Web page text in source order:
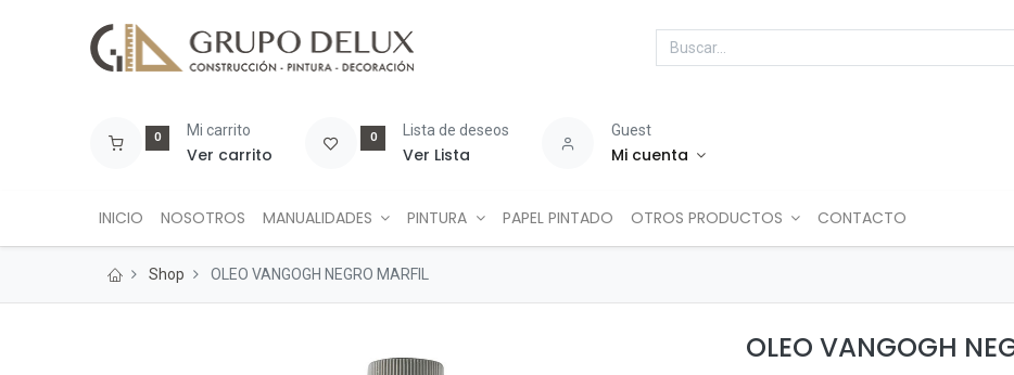
0 Mi carrito
Ver carrito
0 Lista de deseos
Ver Lista
Guest
Mi cuenta
INICIO NOSOTROS MANUALIDADES PINTURA PAPEL PINTADO OTROS PRODUCTOS CONTACTO
Shop OLEO VANGOGH NEGRO MARFIL
OLEO VANGOGH